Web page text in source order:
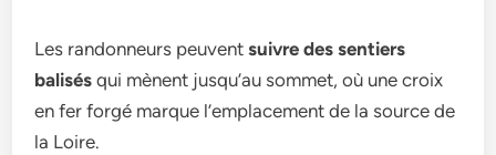
Les randonneurs peuventsuivre des sentiers
balisés qui mènent jusqu’au sommet, où une croix
en fer forgé marque l’emplacement de la source de
la Loire.